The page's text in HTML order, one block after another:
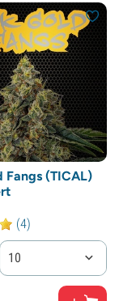
Fangs (TICAL)
(4)
10